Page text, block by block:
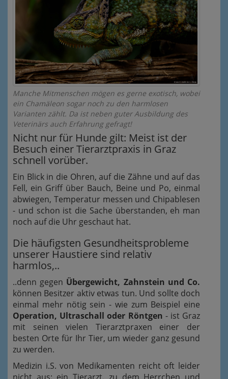
Manche Mitmenschen mögen es gerne exotisch, wobei
ein Chamäleon sogar noch zu den harmlosen
Varianten zählt. Da ist neben guter Ausbildung des
Veterinärs auch Erfahrung gefragt!
Nicht nur für Hunde gilt: Meist ist der
Besuch einer Tierarztpraxis in Graz
schnell vorüber.
Ein Blick in die Ohren, auf die Zähne und auf das
Fell, ein Griff über Bauch, Beine und Po, einmal
abwiegen, Temperatur messen und Chipablesen
- und schon ist die Sache überstanden, eh man
noch auf die Uhr geschaut hat.
Die häufigsten Gesundheitsprobleme
unserer Haustiere sind relativ
harmlos,..
..denn gegen Übergewicht, Zahnstein und Co.
können Besitzer aktiv etwas tun. Und sollte doch
einmal mehr nötig sein - wie zum Beispiel eine
Operation, Ultraschall oder Röntgen - ist Graz
mit seinen vielen Tierarztpraxen einer der
besten Orte für Ihr Tier, um wieder ganz gesund
zu werden.
Medizin i.S. von Medikamenten reicht oft leider